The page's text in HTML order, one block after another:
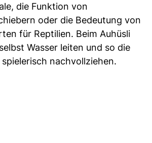
die Funktion von
oder die Bedeutung von
für Reptilien. Beim Auhüsli
Wasser leiten und so die
nachvollziehen.